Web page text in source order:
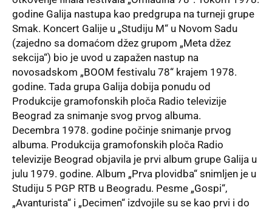
godine Galija nastupa kao predgrupa na turneji grupe
Smak. Koncert Galije u „Studiju M“ u Novom Sadu
(zajedno sa domaćom džez grupom „Meta džez
sekcija“) bio je uvod u zapažen nastup na
novosadskom „BOOM festivalu 78“ krajem 1978.
godine. Tada grupa Galija dobija ponudu od
Produkcije gramofonskih ploča Radio televizije
Beograd za snimanje svog prvog albuma.
Decembra 1978. godine počinje snimanje prvog
albuma. Produkcija gramofonskih ploča Radio
televizije Beograd objavila je prvi album grupe Galija u
julu 1979. godine. Album „Prva plovidba“ snimljen je u
Studiju 5 PGP RTB u Beogradu. Pesme „Gospi“,
„Avanturista“ i „Decimen“ izdvojile su se kao prvi i do